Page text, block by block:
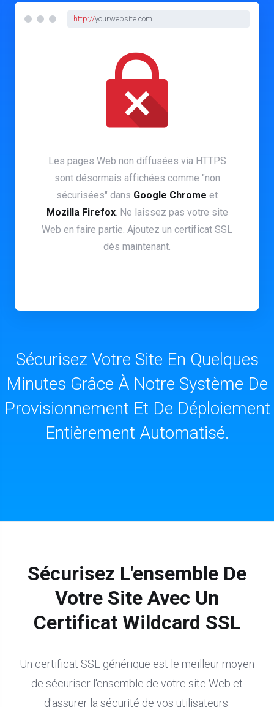
http://yourwebsite.com
Les pages Web non diffusées via HTTPS
sont désormais affichées comme "non
sécurisées" dans Google Chrome et
Mozilla Firefox. Ne laissez pas votre site
Web en faire partie. Ajoutez un certificat SSL
dès maintenant.
Sécurisez Votre Site En Quelques
Minutes Grâce À Notre Système De
Provisionnement Et De Déploiement
Entièrement Automatisé.
Sécurisez L'ensemble De
Votre Site Avec Un
Certificat Wildcard SSL
Un certificat SSL générique est le meilleur moyen
de sécuriser l'ensemble de votre site Web et
d'assurer la sécurité de vos utilisateurs.